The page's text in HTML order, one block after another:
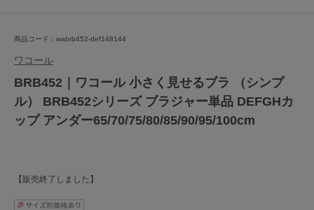
商品コード：wabrb452-def148144
ワコール
BRB452｜ワコール 小さく見せるブラ （シンプ
ル） BRB452シリーズ ブラジャー単品 DEFGHカ
ップ アンダー65/70/75/80/85/90/95/100cm
【販売終了しました】